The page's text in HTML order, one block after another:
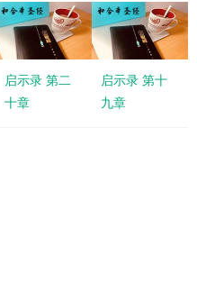
启示录 第二
十章
启示录 第十
九章